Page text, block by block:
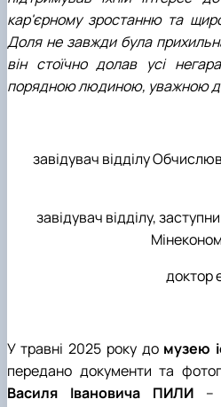
кар'єрному зростанню та
Доля не завжди була
він стоїчно долав усі
порядною людиною, уважною
завідувач відділу
завідувач відділу,
доктор
У травні 2025 року до музею
передано документи та
Василя Івановича ПИЛИ –